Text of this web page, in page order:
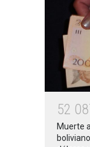
52 08
Muerte